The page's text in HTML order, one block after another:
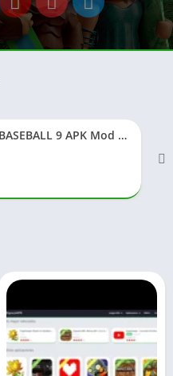
EspacioAPK – BASEBALL 9 APK Mod Dinero Ilimitado 2026